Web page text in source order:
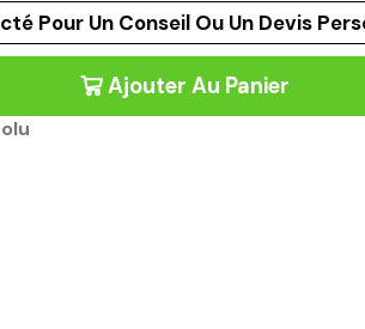
Pour Un Conseil Ou Un Devis
Ajouter Au Panier